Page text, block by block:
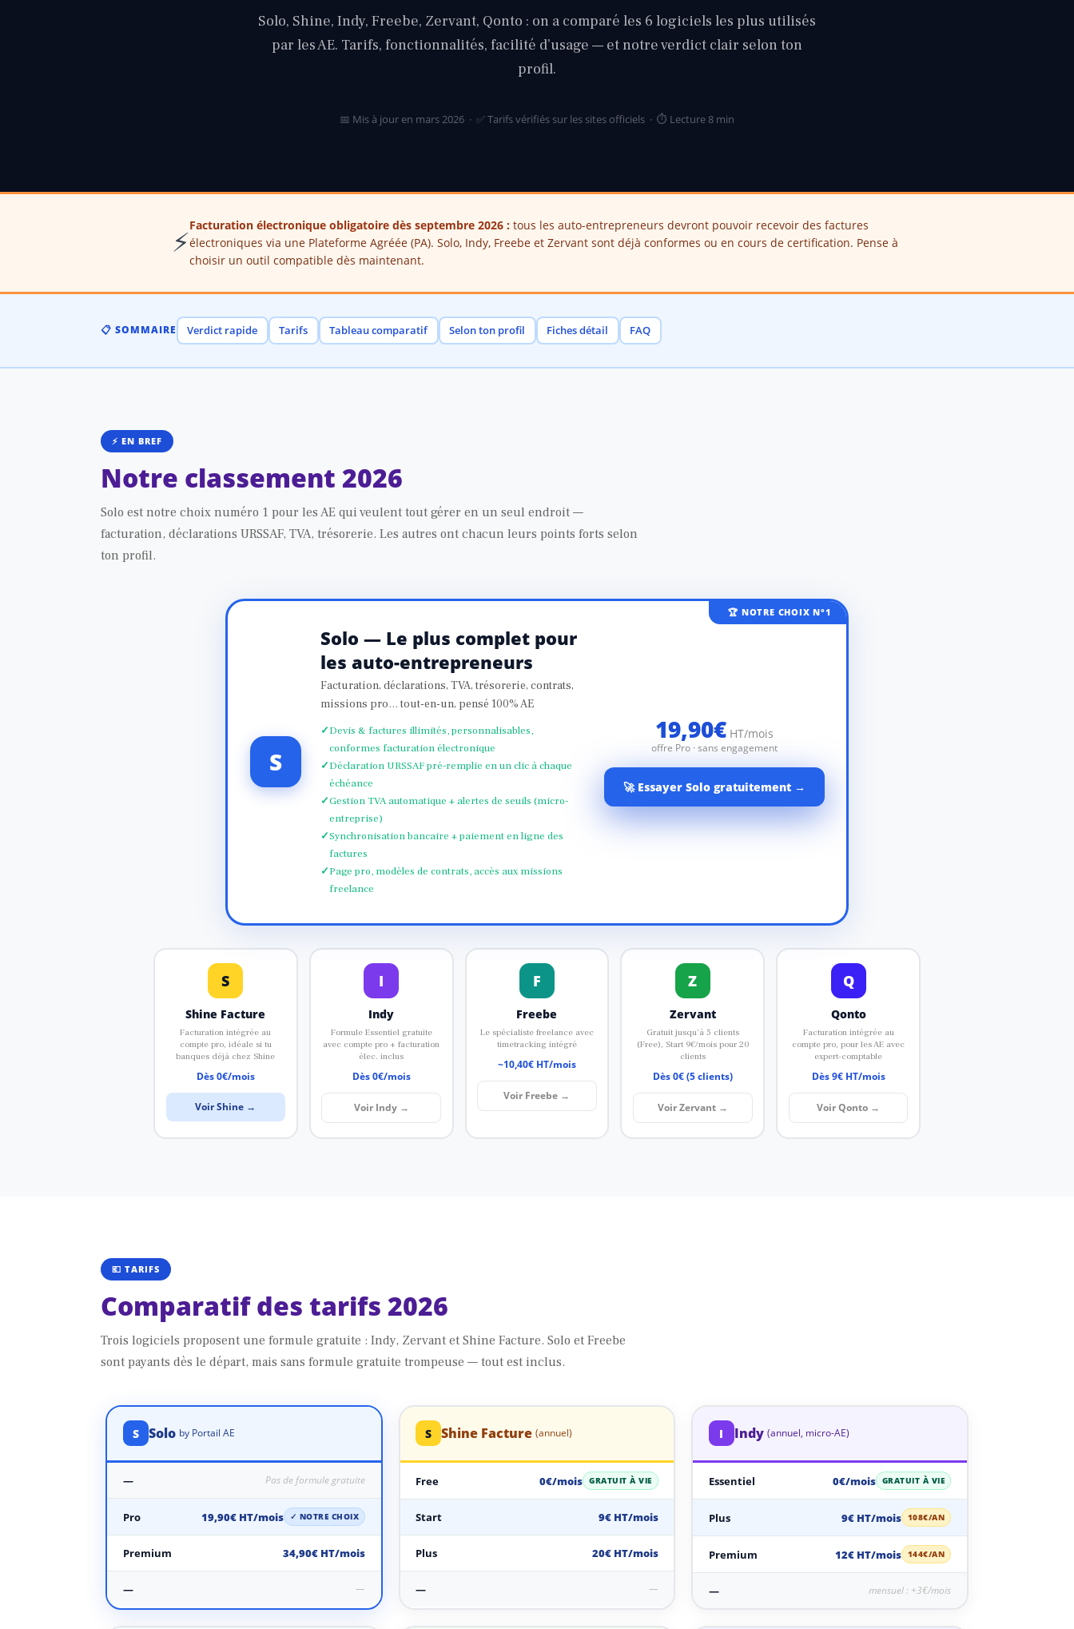
Solo, Shine, Indy, Freebe, Zervant, Qonto : on a comparé les 6 logiciels les plus utilisés
par les AE. Tarifs, fonctionnalités, facilité d’usage — et notre verdict clair selon ton
profil.
📅 Mis à jour en mars 2026 · ✅ Tarifs vérifiés sur les sites officiels · ⏱️ Lecture 8 min
⚡
Facturation électronique obligatoire dès septembre 2026 : tous les auto-entrepreneurs devront pouvoir recevoir des factures
électroniques via une Plateforme Agréée (PA). Solo, Indy, Freebe et Zervant sont déjà conformes ou en cours de certification. Pense à
choisir un outil compatible dès maintenant.
📋 SOMMAIRE Verdict rapide Tarifs Tableau comparatif Selon ton profil Fiches détail FAQ
⚡ EN BREF
Notre classement 2026
Solo est notre choix numéro 1 pour les AE qui veulent tout gérer en un seul endroit —
facturation, déclarations URSSAF, TVA, trésorerie. Les autres ont chacun leurs points forts selon
ton profil.
🏆 NOTRE CHOIX N°1
S
Solo — Le plus complet pour
les auto-entrepreneurs
Facturation, déclarations, TVA, trésorerie, contrats,
missions pro… tout-en-un, pensé 100% AE
Devis & factures illimités, personnalisables,
conformes facturation électronique
Déclaration URSSAF pré-remplie en un clic à chaque
échéance
Gestion TVA automatique + alertes de seuils (micro-
entreprise)
Synchronisation bancaire + paiement en ligne des
factures
Page pro, modèles de contrats, accès aux missions
freelance
19,90€HT/mois
offre Pro · sans engagement
🚀 Essayer Solo gratuitement →
S
Shine Facture
Facturation intégrée au
compte pro, idéale si tu
banques déjà chez Shine
Dès 0€/mois
Voir Shine →
I
Indy
Formule Essentiel gratuite
avec compte pro + facturation
élec. inclus
Dès 0€/mois
Voir Indy →
F
Freebe
Le spécialiste freelance avec
timetracking intégré
~10,40€ HT/mois
Voir Freebe →
Z
Zervant
Gratuit jusqu’à 5 clients
(Free), Start 9€/mois pour 20
clients
Dès 0€ (5 clients)
Voir Zervant →
Q
Qonto
Facturation intégrée au
compte pro, pour les AE avec
expert-comptable
Dès 9€ HT/mois
Voir Qonto →
💶 TARIFS
Comparatif des tarifs 2026
Trois logiciels proposent une formule gratuite : Indy, Zervant et Shine Facture. Solo et Freebe
sont payants dès le départ, mais sans formule gratuite trompeuse — tout est inclus.
S Solo by Portail AE
— Pas de formule gratuite
Pro 19,90€ HT/mois ✓ NOTRE CHOIX
Premium 34,90€ HT/mois
— —
S Shine Facture (annuel)
Free 0€/mois GRATUIT À VIE
Start 9€ HT/mois
Plus 20€ HT/mois
— —
I Indy (annuel, micro-AE)
Essentiel 0€/mois GRATUIT À VIE
Plus 9€ HT/mois 108€/AN
Premium 12€ HT/mois 144€/AN
— mensuel : +3€/mois